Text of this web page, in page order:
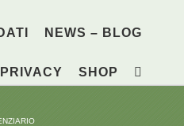
NEWS – BLOG
PRIVACY SHOP